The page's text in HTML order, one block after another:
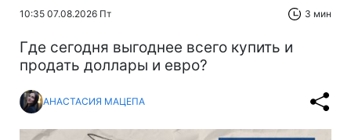
10:35 07.08.2026 Пт 3 мин
Где сегодня выгоднее всего купить и
продать доллары и евро?
АНАСТАСИЯ МАЦЕПА